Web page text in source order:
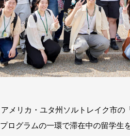
メリカ・ユタ州ソルトレイク市
ログラムの一環で滞在中の留学